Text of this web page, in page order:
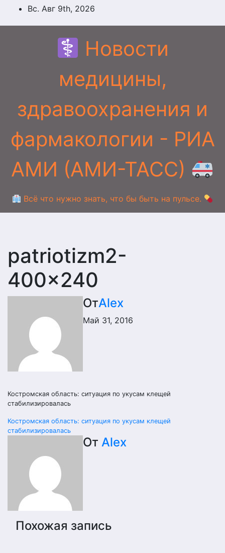
ПерейтиВс. Авг 9th, 2026
Новости
медицины,
здравоохранения и
фармакологии - РИА
АМИ (АМИ-ТАСС)
Всё что нужно знать, что бы быть на пульсе.
patriotizm2-
400×240
ОтAlex
Май 31, 2016
Костромская область: ситуация по укусам клещей
стабилизировалась
Навигация
записям
Костромская область: ситуация по укусам клещей
стабилизировалась
От Alex
Похожая запись